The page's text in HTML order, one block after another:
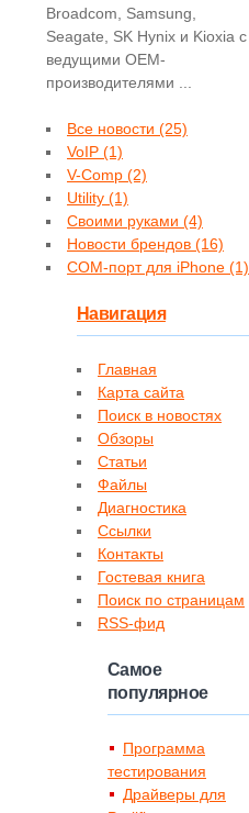
Broadcom, Samsung,
Seagate, SK Hynix и Kioxia с
ведущими OEM-
производителями ...
Все новости (25)
VoIP (1)
V-Comp (2)
Utility (1)
Своими руками (4)
Новости брендов (16)
COM-порт для iPhone (1)
Навигация
Главная
Карта сайта
Поиск в новостях
Обзоры
Статьи
Файлы
Диагностика
Ссылки
Контакты
Гостевая книга
Поиск по страницам
RSS-фид
Самое
популярное
Программа
тестирования
Драйверы для